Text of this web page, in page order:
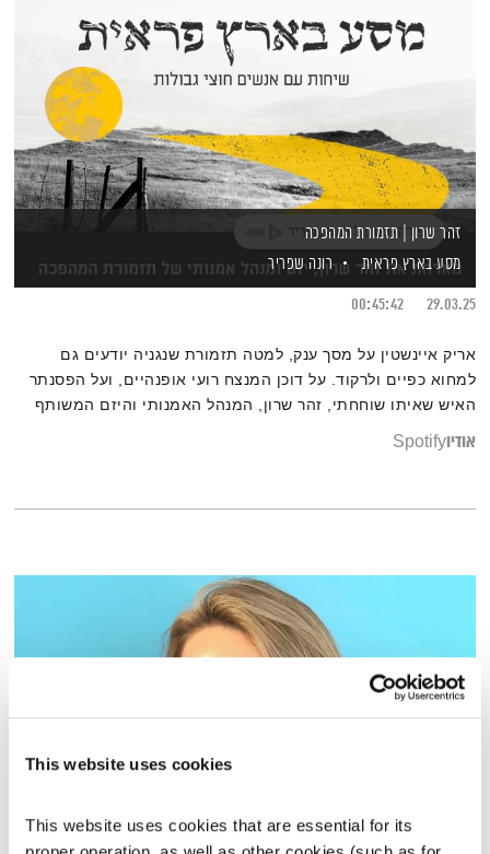
This website uses cookies
This website uses cookies that are essential for its
זהר שרון | תזמורת המהפכה
מסע בארץ פראית
רונה שפריר
29.03.25
00:45:42
אריק איינשטין על מסך ענק, למטה תזמורת שנגניה יודעים גם
למחוא כפיים ולרקוד. על דוכן המנצח רועי אופנהיים, ועל הפסנתר
האיש שאיתו שוחחתי, זהר שרון, המנהל האמנותי והיזם המשותף
שיחה שכל אדם יוצר, ואולי היום גם כל ישראלי – צריכים להקשיב
השראה
אודיוSpotify
גליה תורן חן